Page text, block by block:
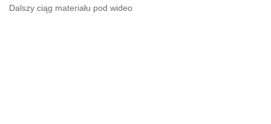
Dalszy ciąg materiału pod wideo